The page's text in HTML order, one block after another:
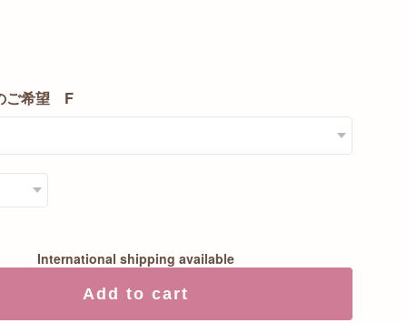
ご希望 F
International shipping available
Add to cart